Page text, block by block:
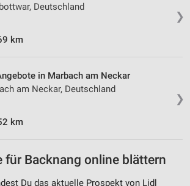
❯
Deutschland
km
❯
in Marbach am Neckar
am Neckar, Deutschland
km
für Backnang online blättern
Du das aktuelle Prospekt von Lidl